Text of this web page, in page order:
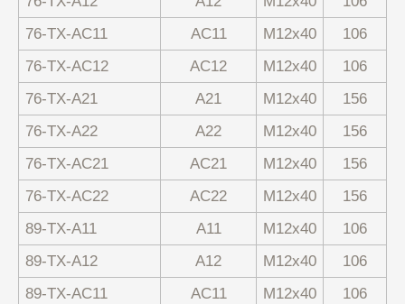
76-ТХ-АС11
АС11 М12х40
106
76-ТХ-АС12
АС12 М12х40
106
76-ТХ-А21
А21 М12х40
156
76-ТХ-А22
А22 М12х40
156
76-ТХ-АС21
АС21 М12х40
156
76-ТХ-АС22
АС22 М12х40
156
89-ТХ-А11
А11 М12х40
106
89-ТХ-А12
А12 М12х40
106
89-ТХ-АС11
АС11 М12х40
106